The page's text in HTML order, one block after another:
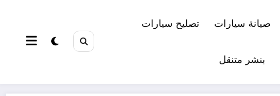
صيانة سيارات تصليح سيارات
بنشر متنقل